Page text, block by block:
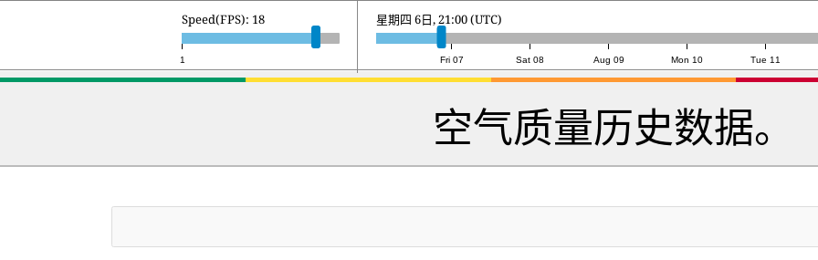
1
Speed(FPS): 18
Fri 07 Sat 08 Aug 09 Mon 10 Tue 11
星期五 7日, 22:00 (UTC)
空气质量历史数据。